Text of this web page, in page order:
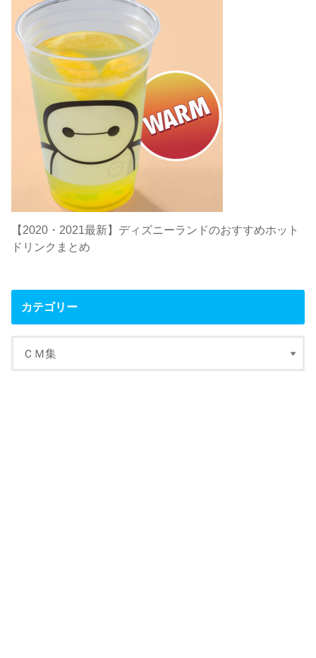
【2020・2021最新】ディズニーランドのおすすめホット
ドリンクまとめ
カテゴリー